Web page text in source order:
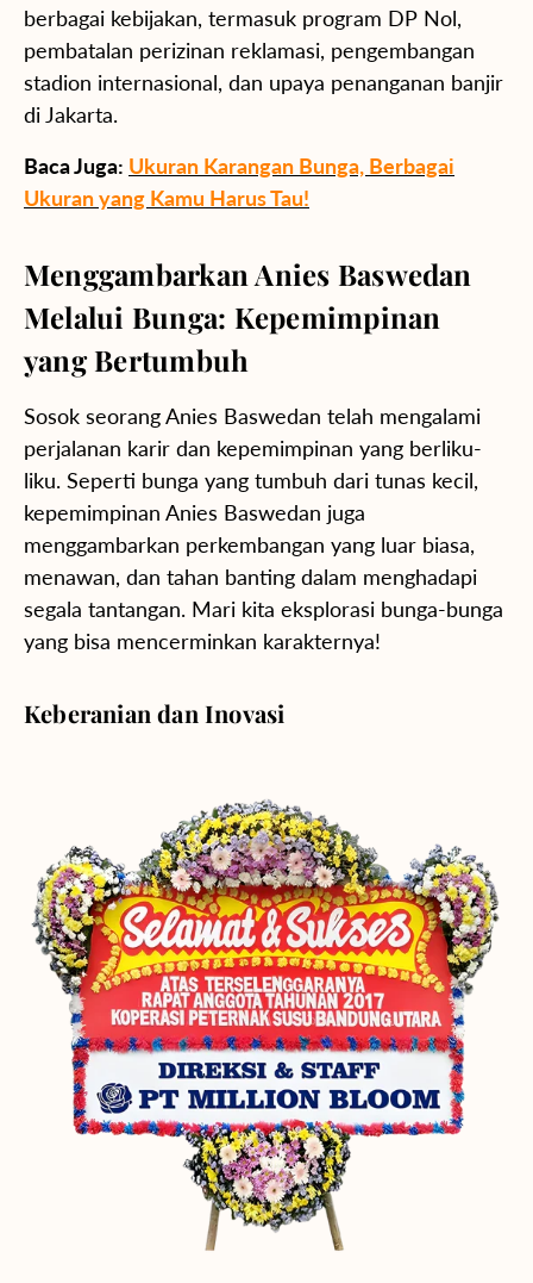
berbagai kebijakan, termasuk program DP Nol,
pembatalan perizinan reklamasi, pengembangan
stadion internasional, dan upaya penanganan banjir
di Jakarta.
Baca Juga: Ukuran Karangan Bunga, Berbagai
Ukuran yang Kamu Harus Tau!
Menggambarkan Anies Baswedan
Melalui Bunga: Kepemimpinan
yang Bertumbuh
Sosok seorang Anies Baswedan telah mengalami
perjalanan karir dan kepemimpinan yang berliku-
liku. Seperti bunga yang tumbuh dari tunas kecil,
kepemimpinan Anies Baswedan juga
menggambarkan perkembangan yang luar biasa,
menawan, dan tahan banting dalam menghadapi
segala tantangan. Mari kita eksplorasi bunga-bunga
yang bisa mencerminkan karakternya!
Keberanian dan Inovasi